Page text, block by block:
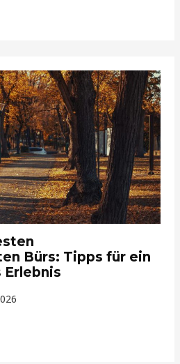
Bürs: Tipps für ein
Erlebnis